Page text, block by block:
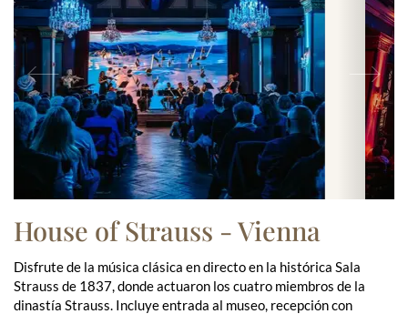
Previous
House of Strauss - Vienna
Disfrute de la música clásica en directo en la histórica Sala
Strauss de 1837, donde actuaron los cuatro miembros de la
dinastía Strauss. Incluye entrada al museo, recepción con